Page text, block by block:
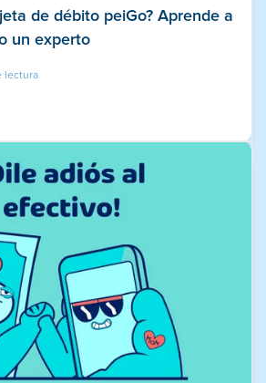
de débito peiGo? Aprende a
un experto
lectura